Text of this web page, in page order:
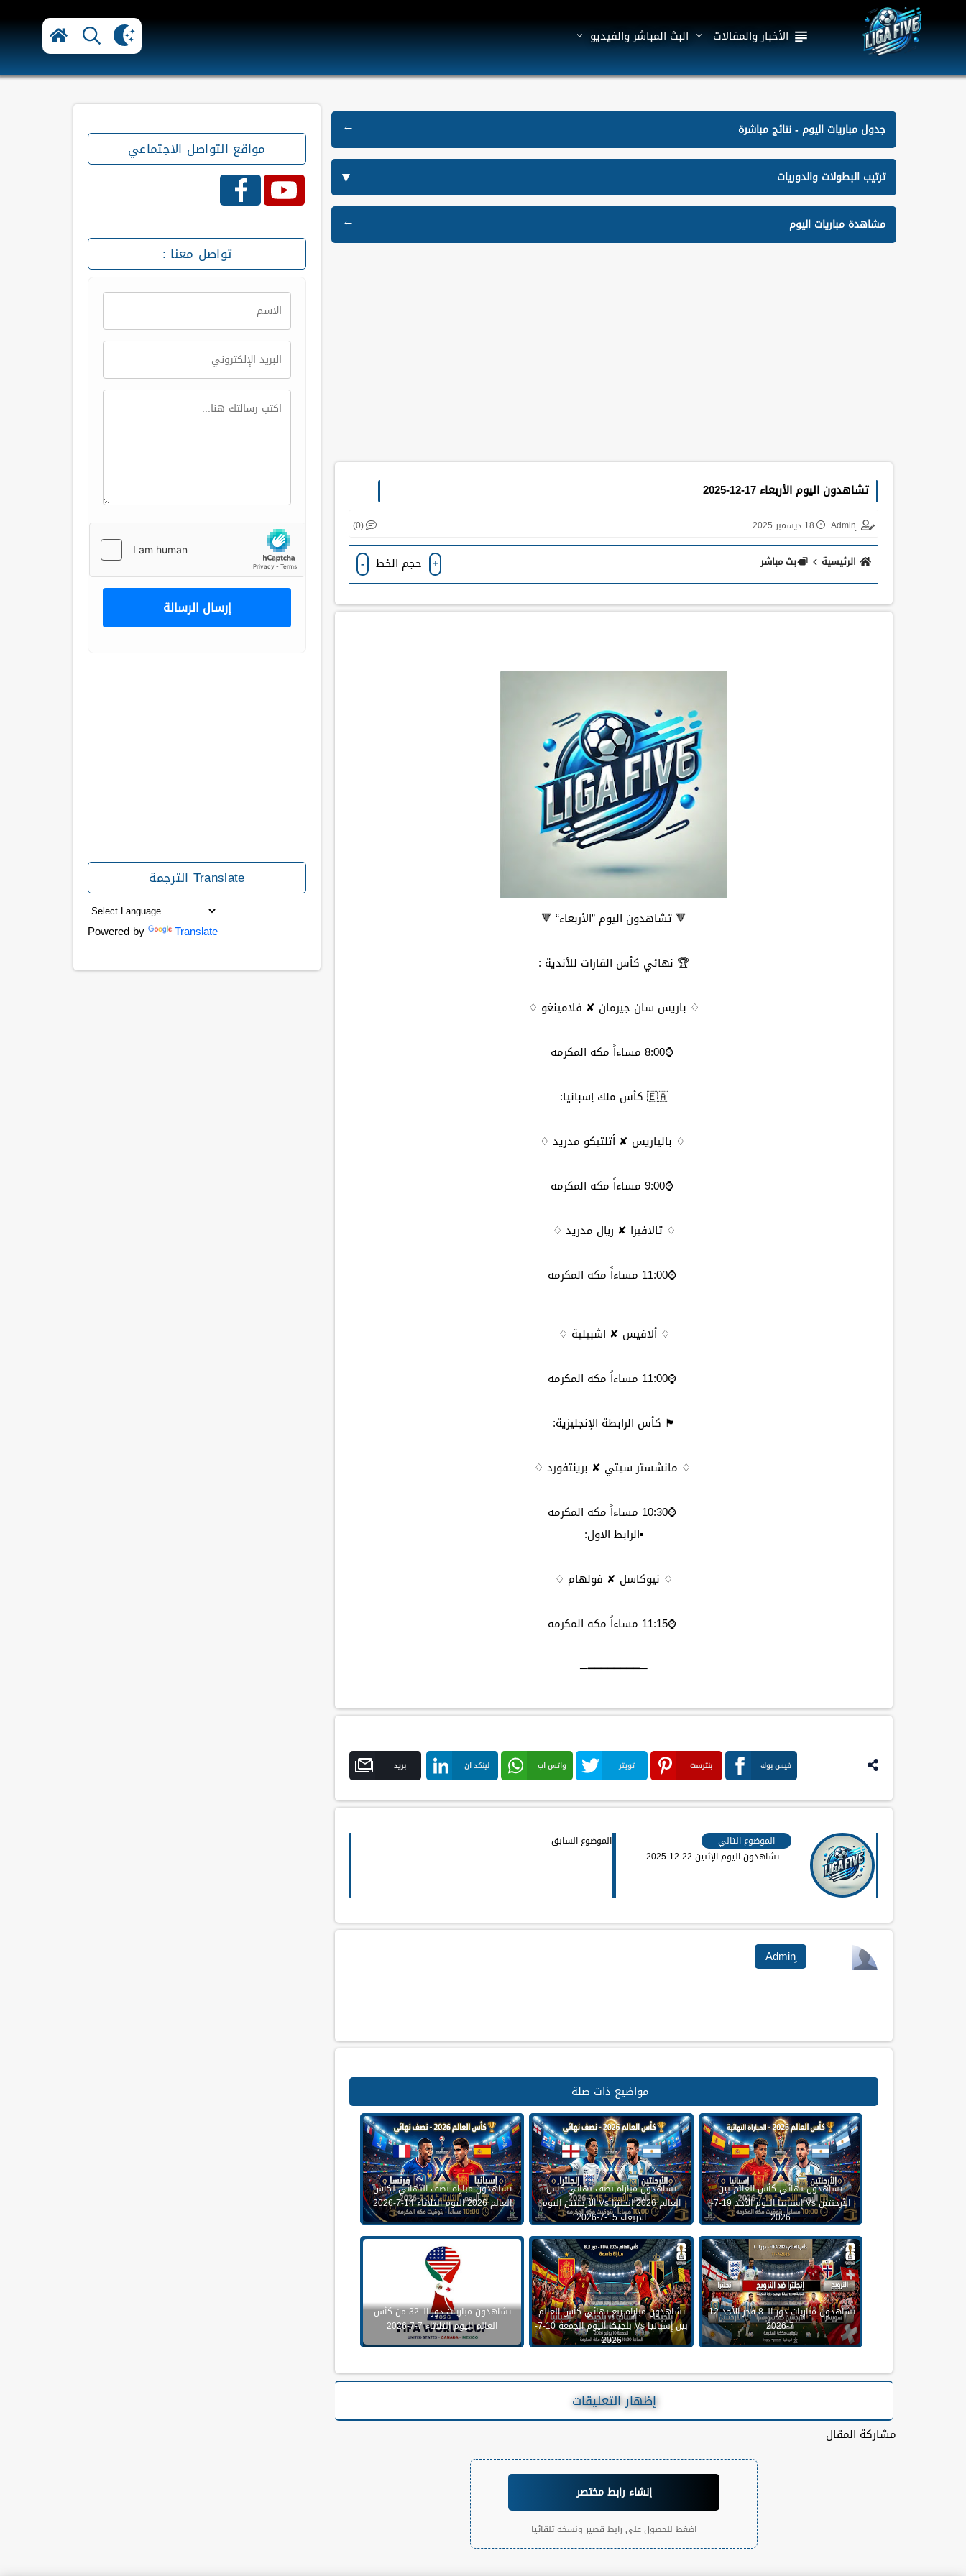
الأخبار والمقالات البث المباشر والفيديو
جدول مباريات اليوم - نتائج مباشرة
ترتيب البطولات والدوريات
مشاهدة مباريات اليوم
تشاهدون اليوم الأربعاء 17-12-2025
18 ديسمبر 2025 (0)
الرئيسية بث مباشر + حجم الخط -
🔻 تشاهدون اليوم ”الأربعاء“ 🔻
🏆 نهائي كأس القارات للأندية :
♢ باريس سان جيرمان ✘ فلامينغو ♢
⌚️8:00 مساءاً مكه المكرمه
🇪🇦 كأس ملك إسبانيا:
♢ بالياريس ✘ أتلتيكو مدريد ♢
⌚️9:00 مساءاً مكه المكرمه
♢ تالافيرا ✘ ريال مدريد ♢
⌚️11:00 مساءاً مكه المكرمه
♢ ألافيس ✘ اشبيلية ♢
⌚️11:00 مساءاً مكه المكرمه
🏴󠁧󠁢󠁥󠁮󠁧󠁿 كأس الرابطة الإنجليزية:
♢ مانشستر سيتي ✘ برينتفورد ♢
⌚️10:30 مساءاً مكه المكرمه
▪️الرابط الاول:
♢ نيوكاسل ✘ فولهام ♢
⌚️11:15 مساءاً مكه المكرمه
─━━━━━━━━─
فيس بوك بنترست تويتر واتس اب لينكد ان بريد
الموضوع التالي
تشاهدون اليوم الإثنين 22-12-2025
الموضوع السابق
مواضيع ذات صلة
تشاهدون نهائي كأس العالم بين
الأرجنتين Vs إسبانيا اليوم الأحد 19-7-
2026
تشاهدون مباراة نصف نهائي كأس
العالم 2026 إنجلترا Vs الأرجنتين اليوم
الأربعاء 15-7-2026
تشاهدون مباراة نصف النهائي لكأس
العالم 2026 اليوم الثلاثاء 14-7-2026
تشاهدون مباريات دور الـ 8 فجر الأحد 12-
7-2026
تشاهدون مباراة ربع نهائي كأس العالم
بين إسبانيا Vs بلجيكا اليوم الجمعة 10-7-
2026
تشاهدون مباريات دور الـ 32 من كأس
العالم اليوم الثلاثاء 7-7-2026
إظهار التعليقات
مشاركة المقال
إنشاء رابط مختصر
اضغط للحصول على رابط قصير ونسخه تلقائيا
مواقع التواصل الاجتماعي
تواصل معنا :
إرسال الرسالة
Translate الترجمة
Powered by Translate